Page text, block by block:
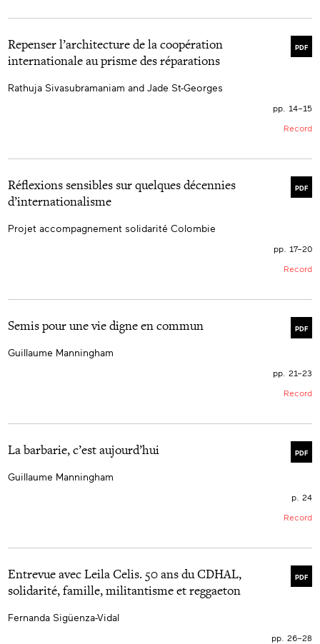
PDF
Repenser l’architecture de la coopération
internationale au prisme des réparations
Rathuja Sivasubramaniam and Jade St-Georges
pp. 14–15
Record
PDF
Réflexions sensibles sur quelques décennies
d’internationalisme
Projet accompagnement solidarité Colombie
pp. 17–20
Record
PDF
Semis pour une vie digne en commun
Guillaume Manningham
pp. 21–23
Record
PDF
La barbarie, c’est aujourd’hui
Guillaume Manningham
p. 24
Record
PDF
Entrevue avec Leila Celis. 50 ans du CDHAL,
solidarité, famille, militantisme et reggaeton
Fernanda Sigüenza-Vidal
pp. 26–28